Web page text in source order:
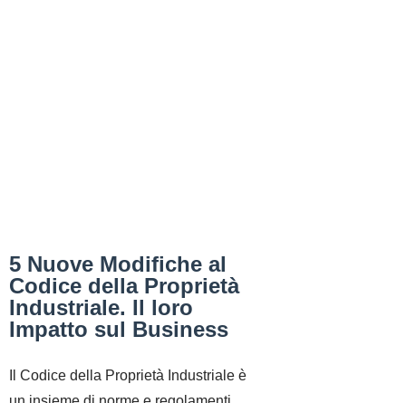
5 Nuove Modifiche al
Codice della Proprietà
Industriale. Il loro
Impatto sul Business
Il Codice della Proprietà Industriale è